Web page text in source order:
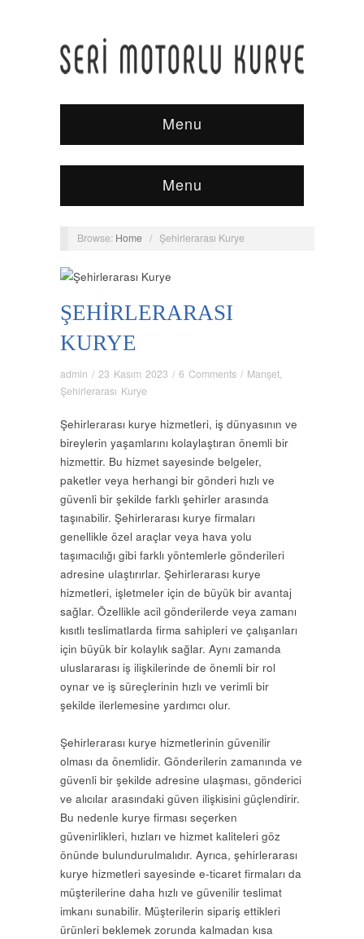
Menu
Menu
Browse: Home / Şehirlerarası Kurye
ŞEHIRLERARASI
KURYE
admin / 23 Kasım 2023 / 6 Comments / Manşet
Şehirlerarası Kurye
Şehirlerarası kurye hizmetleri, iş dünyasının ve
bireylerin yaşamlarını kolaylaştıran önemli bir
hizmettir. Bu hizmet sayesinde belgeler,
paketler veya herhangi bir gönderi hızlı ve
güvenli bir şekilde farklı şehirler arasında
taşınabilir. Şehirlerarası kurye firmaları
genellikle özel araçlar veya hava yolu
taşımacılığı gibi farklı yöntemlerle gönderileri
adresine ulaştırırlar. Şehirlerarası kurye
hizmetleri, işletmeler için de büyük bir avantaj
sağlar. Özellikle acil gönderilerde veya zamanı
kısıtlı teslimatlarda firma sahipleri ve çalışanları
için büyük bir kolaylık sağlar. Aynı zamanda
uluslararası iş ilişkilerinde de önemli bir rol
oynar ve iş süreçlerinin hızlı ve verimli bir
şekilde ilerlemesine yardımcı olur.
Şehirlerarası kurye hizmetlerinin güvenilir
olması da önemlidir. Gönderilerin zamanında ve
güvenli bir şekilde adresine ulaşması, gönderici
ve alıcılar arasındaki güven ilişkisini güçlendirir.
Bu nedenle kurye firması seçerken
güvenirlikleri, hızları ve hizmet kaliteleri göz
önünde bulundurulmalıdır. Ayrıca, şehirlerarası
kurye hizmetleri sayesinde e-ticaret firmaları da
müşterilerine daha hızlı ve güvenilir teslimat
imkanı sunabilir. Müşterilerin sipariş ettikleri
ürünleri beklemek zorunda kalmadan kısa